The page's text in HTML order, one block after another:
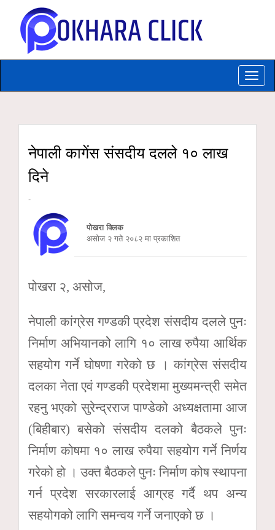
Toggle
नेपाली कागेंस संसदीय दलले १० लाख
दिने
-
पोखरा क्लिक
असाेज २ गते २०८२ मा प्रकाशित
पोखरा २, असोज,
नेपाली कांग्रेस गण्डकी प्रदेश संसदीय दलले पुनः
निर्माण अभियानकोे लागि १० लाख रुपैया आर्थिक
सहयोग गर्ने घोषणा गरेको छ । कांग्रेस संसदीय
दलका नेता एवं गण्डकी प्रदेशमा मुख्यमन्त्री समेत
रहनु भएको सुरेन्द्रराज पाण्डेको अध्यक्षतामा आज
(बिहीबार) बसेको संसदीय दलको बैठकले पुनः
निर्माण कोषमा १० लाख रुपैया सहयोग गर्ने निर्णय
गरेको हो । उक्त बैठकले पुनः निर्माण कोष स्थापना
गर्न प्रदेश सरकारलाई आग्रह गर्दै थप अन्य
सहयोगको लागि समन्वय गर्ने जनाएको छ ।